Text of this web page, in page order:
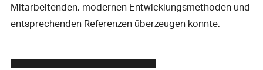
Mitarbeitenden, modernen Entwicklungsmethoden und
entsprechenden Referenzen überzeugen konnte.